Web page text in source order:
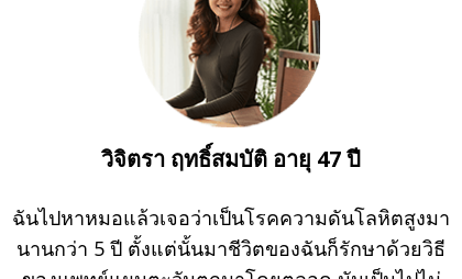
ฉันไปหาหมอแล้วเจอว่าเป็นโรคความดันโลหิตสูงมา
นานกว่า 5 ปี ตั้งแต่นั้นมาชีวิตของฉันก็รักษาด้วยวิธี
วิจิตรา ฤทธิ์สมบัติ อายุ 47 ปี